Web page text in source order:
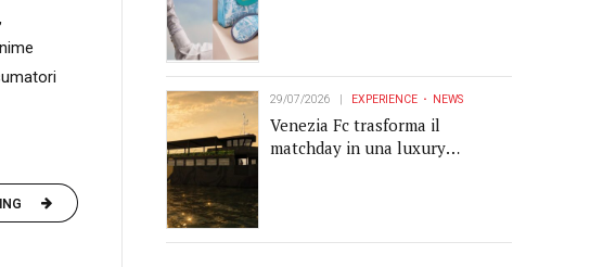
29/07/2026 EXPERIENCE NEWS
Venezia Fc trasforma il
matchday in una luxury